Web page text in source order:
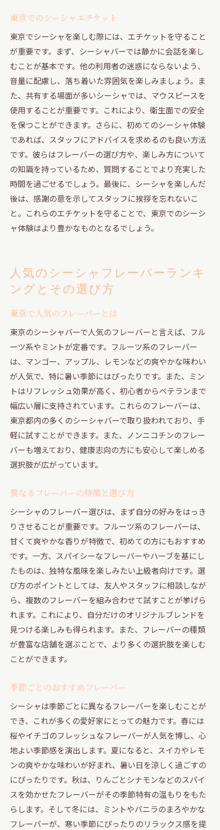
東京でのシーシャエチケット
東京でシーシャを楽しむ際には、エチケットを守ること
が重要です。まず、シーシャバーでは静かに会話を楽し
むことが基本です。他の利用者の迷惑にならないよう、
音量に配慮し、落ち着いた雰囲気を楽しみましょう。ま
た、共有する場面が多いシーシャでは、マウスピースを
使用することが重要です。これにより、衛生面での安全
を保つことができます。さらに、初めてのシーシャ体験
であれば、スタッフにアドバイスを求めるのも良い方法
です。彼らはフレーバーの選び方や、楽しみ方について
の知識を持っているため、質問することでより充実した
時間を過ごせるでしょう。最後に、シーシャを楽しんだ
後は、感謝の意を示してスタッフに挨拶を忘れないこ
と。これらのエチケットを守ることで、東京でのシーシ
ャ体験はより豊かなものとなるでしょう。
人気のシーシャフレーバーランキ
ングとその選び方
東京で人気のフレーバーとは
東京のシーシャバーで人気のフレーバーと言えば、フル
ーツ系やミントが定番です。フルーツ系のフレーバー
は、マンゴー、アップル、レモンなどの爽やかな味わい
が人気で、特に暑い季節にはぴったりです。また、ミン
トはリフレッシュ効果が高く、初心者からベテランまで
幅広い層に支持されています。これらのフレーバーは、
東京都内の多くのシーシャバーで取り扱われており、手
軽に試すことができます。また、ノンニコチンのフレー
バーも増えており、健康志向の方にも安心して楽しめる
選択肢が広がっています。
異なるフレーバーの特徴と選び方
シーシャのフレーバー選びは、まず自分の好みをはっき
りさせることが重要です。フルーツ系のフレーバーは、
甘くて爽やかな香りが特徴で、初めての方にもおすすめ
です。一方、スパイシーなフレーバーやハーブを基にし
たものは、独特な風味を楽しみたい上級者向けです。選
び方のポイントとしては、友人やスタッフに相談しなが
ら、複数のフレーバーを組み合わせて試すことが挙げら
れます。これにより、自分だけのオリジナルブレンドを
見つける楽しみも得られます。また、フレーバーの種類
が豊富な店舗を選ぶことで、より多くの選択肢を楽しむ
ことができます。
季節ごとのおすすめフレーバー
シーシャは季節ごとに異なるフレーバーを楽しむことが
でき、これが多くの愛好家にとっての魅力です。春には
桜やイチゴのフレッシュなフレーバーが人気を博し、心
地よい季節感を演出します。夏になると、スイカやレモ
ンの爽やかな味わいが好まれ、暑い日を涼しく過ごすの
にぴったりです。秋は、りんごとシナモンなどのスパイ
スを効かせたフレーバーがその季節特有の温もりをもた
らします。そして冬には、ミントやバニラのまろやかな
フレーバーが、寒い季節にぴったりのリラックス感を提